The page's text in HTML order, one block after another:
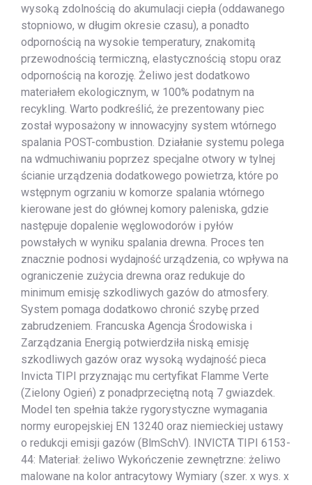
wysoką zdolnością do akumulacji ciepła (oddawanego
stopniowo, w długim okresie czasu), a ponadto
odpornością na wysokie temperatury, znakomitą
przewodnością termiczną, elastycznością stopu oraz
odpornością na korozję. Żeliwo jest dodatkowo
materiałem ekologicznym, w 100% podatnym na
recykling. Warto podkreślić, że prezentowany piec
został wyposażony w innowacyjny system wtórnego
spalania POST-combustion. Działanie systemu polega
na wdmuchiwaniu poprzez specjalne otwory w tylnej
ścianie urządzenia dodatkowego powietrza, które po
wstępnym ogrzaniu w komorze spalania wtórnego
kierowane jest do głównej komory paleniska, gdzie
następuje dopalenie węglowodorów i pyłów
powstałych w wyniku spalania drewna. Proces ten
znacznie podnosi wydajność urządzenia, co wpływa na
ograniczenie zużycia drewna oraz redukuje do
minimum emisję szkodliwych gazów do atmosfery.
System pomaga dodatkowo chronić szybę przed
zabrudzeniem. Francuska Agencja Środowiska i
Zarządzania Energią potwierdziła niską emisję
szkodliwych gazów oraz wysoką wydajność pieca
Invicta TIPI przyznając mu certyfikat Flamme Verte
(Zielony Ogień) z ponadprzeciętną notą 7 gwiazdek.
Model ten spełnia także rygorystyczne wymagania
normy europejskiej EN 13240 oraz niemieckiej ustawy
o redukcji emisji gazów (BlmSchV). INVICTA TIPI 6153-
44: Materiał: żeliwo Wykończenie zewnętrzne: żeliwo
malowane na kolor antracytowy Wymiary (szer. x wys. x